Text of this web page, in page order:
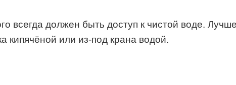
всегда должен быть доступ к чистой воде.
кипячёной или из-под крана водой.